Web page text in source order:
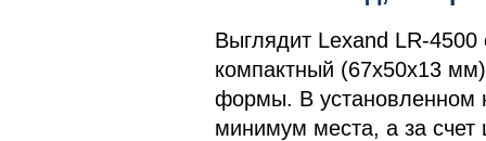
Выглядит Lexand LR-4500
компактный (67x50x13
формы. В установленном
минимум места, а за